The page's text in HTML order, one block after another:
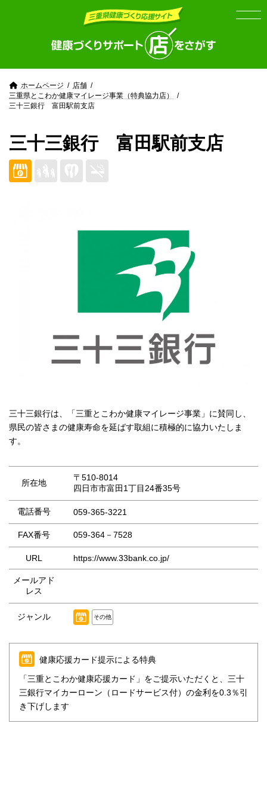
ホームページ
店舗
三重県とこわか健康マイレージ事業（特典協力店）
三十三銀行 富田駅前支店
三十三銀行 富田駅前支店
三十三銀行は、「三重とこわか健康マイレージ事業」に賛同し、
県民の皆さまの健康寿命を延ばす取組に積極的に協力いたしま
す。
所在地
〒510-8014
四日市市富田1丁目24番35号
電話番号 059-365-3221
FAX番号 059-364－7528
URL https://www.33bank.co.jp/
メールアド
レス
ジャンル その他
健康応援カード提示による特典
「三重とこわか健康応援カード」をご提示いただくと、三十
三銀行マイカーローン（ロードサービス付）の金利を0.3％引
き下げします